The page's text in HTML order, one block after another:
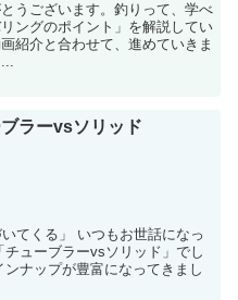
うございます。釣りって、学べ
ングのポイント」を解説してい
紹介と合わせて、進めていきま
ラーvsソリッド
てくる」 いつもお世話になっ
ューブラーvsソリッド」でし
ナップが豊富になってきまし